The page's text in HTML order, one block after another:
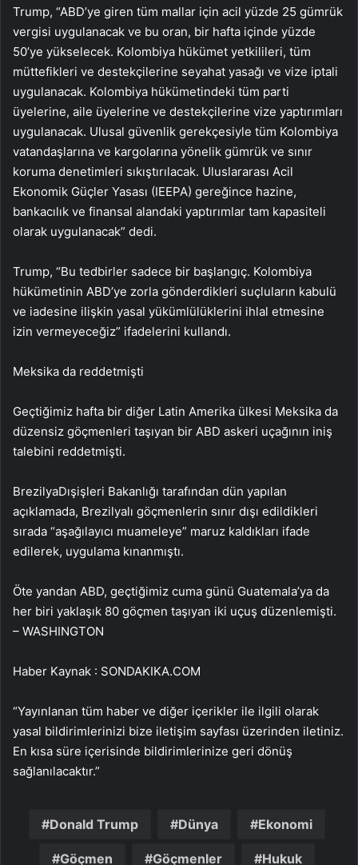
Trump, “ABD’ye giren tüm mallar için acil yüzde 25 gümrük
vergisi uygulanacak ve bu oran, bir hafta içinde yüzde
50’ye yükselecek. Kolombiya hükümet yetkilileri, tüm
müttefikleri ve destekçilerine seyahat yasağı ve vize iptali
uygulanacak. Kolombiya hükümetindeki tüm parti
üyelerine, aile üyelerine ve destekçilerine vize yaptırımları
uygulanacak. Ulusal güvenlik gerekçesiyle tüm Kolombiya
vatandaşlarına ve kargolarına yönelik gümrük ve sınır
koruma denetimleri sıkıştırılacak. Uluslararası Acil
Ekonomik Güçler Yasası (IEEPA) gereğince hazine,
bankacılık ve finansal alandaki yaptırımlar tam kapasiteli
olarak uygulanacak” dedi.
Trump, “Bu tedbirler sadece bir başlangıç. Kolombiya
hükümetinin ABD’ye zorla gönderdikleri suçluların kabulü
ve iadesine ilişkin yasal yükümlülüklerini ihlal etmesine
izin vermeyeceğiz” ifadelerini kullandı.
Meksika da reddetmişti
Geçtiğimiz hafta bir diğer Latin Amerika ülkesi Meksika da
düzensiz göçmenleri taşıyan bir ABD askeri uçağının iniş
talebini reddetmişti.
BrezilyaDışişleri Bakanlığı tarafından dün yapılan
açıklamada, Brezilyalı göçmenlerin sınır dışı edildikleri
sırada “aşağılayıcı muameleye” maruz kaldıkları ifade
edilerek, uygulama kınanmıştı.
Öte yandan ABD, geçtiğimiz cuma günü Guatemala’ya da
her biri yaklaşık 80 göçmen taşıyan iki uçuş düzenlemişti.
– WASHINGTON
Haber Kaynak : SONDAKIKA.COM
“Yayınlanan tüm haber ve diğer içerikler ile ilgili olarak
yasal bildirimlerinizi bize iletişim sayfası üzerinden iletiniz.
En kısa süre içerisinde bildirimlerinize geri dönüş
sağlanılacaktır.”
Donald Trump Dünya Ekonomi
Göçmen Göçmenler Hukuk